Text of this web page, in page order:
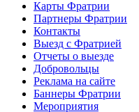
Карты Фратрии
Партнеры Фратрии
Контакты
Выезд с Фратрией
Отчеты о выезде
Добровольцы
Реклама на сайте
Баннеры Фратрии
Мероприятия